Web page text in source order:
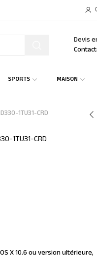
Devis
SPORTS MAISON
1TU31-CRD
1TU31-CRD
X 10.6 ou version ultérieure,